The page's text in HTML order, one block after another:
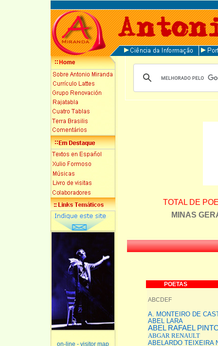
on-line - visitor map
TOTAL DE
MINAS
POETAS
ABCDEF
A. MONTEIRO DE
ABEL LARA
ABEL RAFAEL
ABGAR RENAULT
ABELARDO TEIXEIRA